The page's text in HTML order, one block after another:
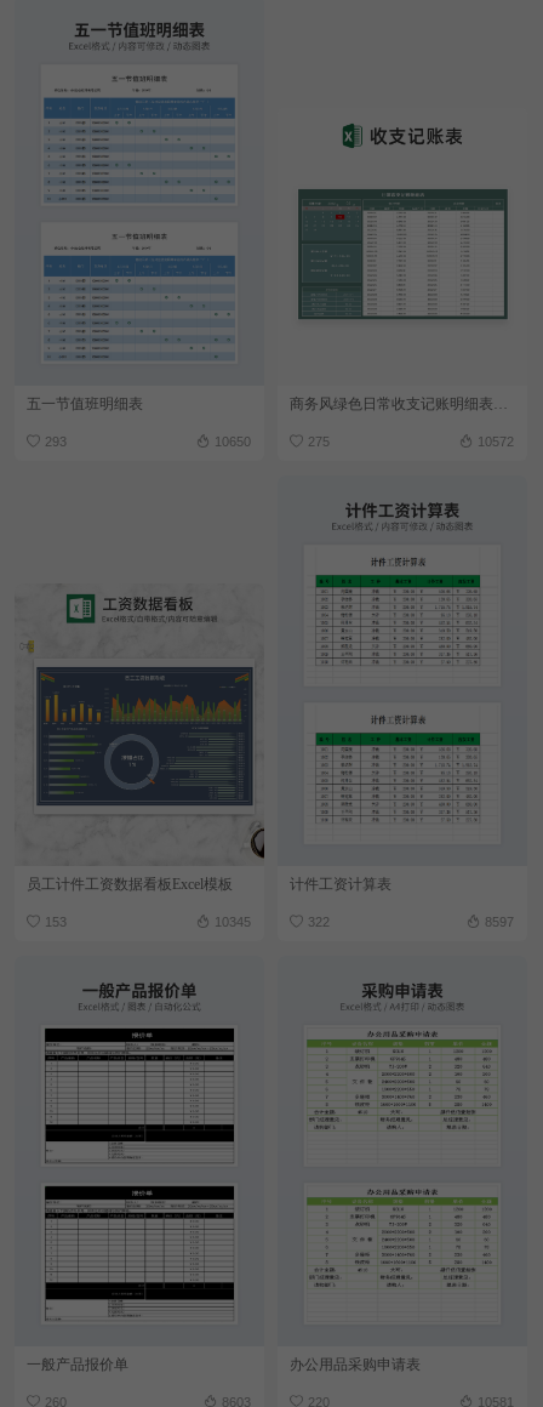
五一节值班明细表
293 10650
商务风绿色日常收支记账明细表Excel模板
275 10572
员工计件工资数据看板Excel模板
153 10345
计件工资计算表
322 8597
一般产品报价单
260 8603
办公用品采购申请表
220 10581